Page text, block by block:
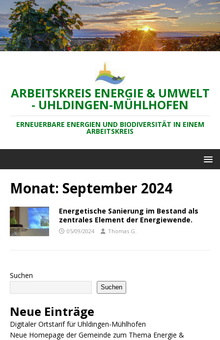
ARBEITSKREIS ENERGIE & UMWELT
- UHLDINGEN-MÜHLHOFEN
ERNEUERBARE ENERGIEN UND BIODIVERSITÄT IN EINEM
ARBEITSKREIS
Monat: September 2024
Energetische Sanierung im Bestand als
zentrales Element der Energiewende.
05/09/2024 Thomas G.
Suchen
Suchen
Neue Einträge
Digitaler Ortstarif für Uhldingen-Mühlhofen
Neue Homepage der Gemeinde zum Thema Energie &